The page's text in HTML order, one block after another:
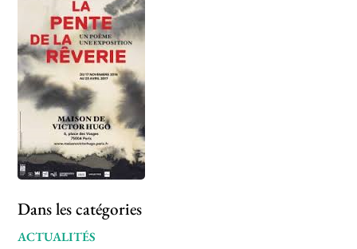
Dans les catégories
ACTUALITÉS